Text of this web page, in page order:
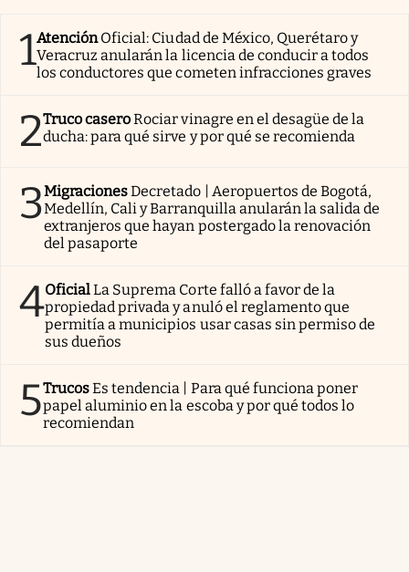
1AtenciónOficial: Ciudad de México, Querétaro y
Veracruz anularán la licencia de conducir a todos
los conductores que cometen infracciones graves
2Truco caseroRociar vinagre en el desagüe de la
ducha: para qué sirve y por qué se recomienda
3MigracionesDecretado | Aeropuertos de Bogotá,
Medellín, Cali y Barranquilla anularán la salida de
extranjeros que hayan postergado la renovación
del pasaporte
4OficialLa Suprema Corte falló a favor de la
propiedad privada y anuló el reglamento que
permitía a municipios usar casas sin permiso de
sus dueños
5TrucosEs tendencia | Para qué funciona poner
papel aluminio en la escoba y por qué todos lo
recomiendan